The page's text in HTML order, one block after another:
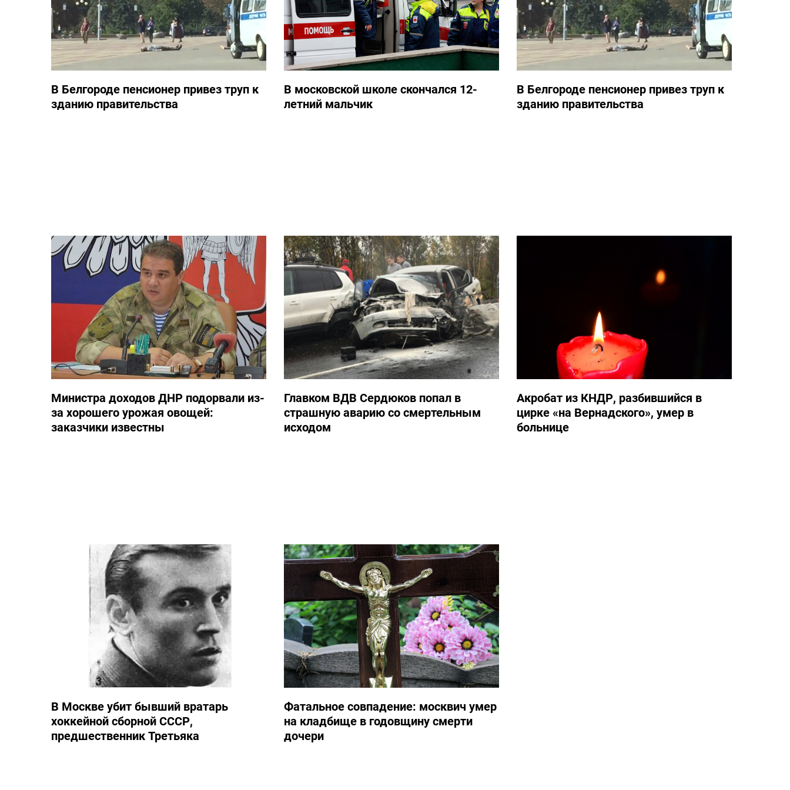
В Белгороде пенсионер привез труп к
зданию правительства
В московской школе скончался 12-
летний мальчик
В Белгороде пенсионер привез труп к
зданию правительства
Министра доходов ДНР подорвали из-
за хорошего урожая овощей:
заказчики известны
Главком ВДВ Сердюков попал в
страшную аварию со смертельным
исходом
Акробат из КНДР, разбившийся в
цирке «на Вернадского», умер в
больнице
В Москве убит бывший вратарь
хоккейной сборной СССР,
предшественник Третьяка
Фатальное совпадение: москвич умер
на кладбище в годовщину смерти
дочери